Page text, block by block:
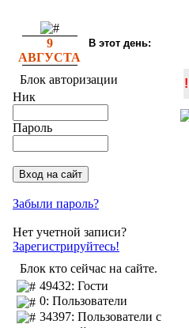
9
АВГУСТА
В этот день:
Блок авторизации
Ник
Пароль
Забыли пароль?
Нет учетной записи?
Зарегистрируйтесь!
Блок кто сейчас на сайте.
49432: Гости
0: Пользователи
34397: Пользователи с
!